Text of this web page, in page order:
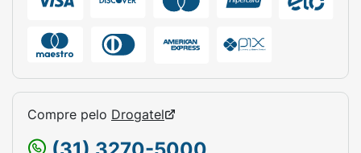
Compre pelo Drogatel